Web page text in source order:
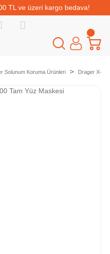
TL ve üzeri kargo bedava!
Solunum Koruma Ürünleri Drager X-